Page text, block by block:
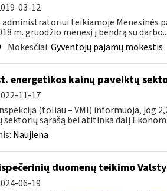
03-12
administratoriui teikiamoje Mėnesinės
m. gruodžio mėnesį į bendrą su darbo...
Mokesčiai:Gyventojų pajamų mokestis
energetikos kainų paveiktų
11-17
(toliau – VMI) informuoja, jog
sąrašą bei atitinka dalį
Naujiena
duomenų teikimo
06-19